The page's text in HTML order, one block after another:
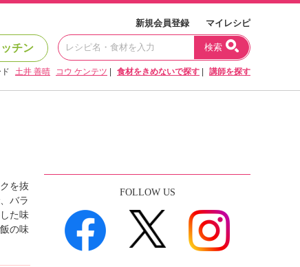
新規会員登録 マイレシピ
チン 検索
土井 善晴 コウ ケンテツ 食材をきめないで探す 講師を探す
を抜
バラ
た味
の味
FOLLOW US